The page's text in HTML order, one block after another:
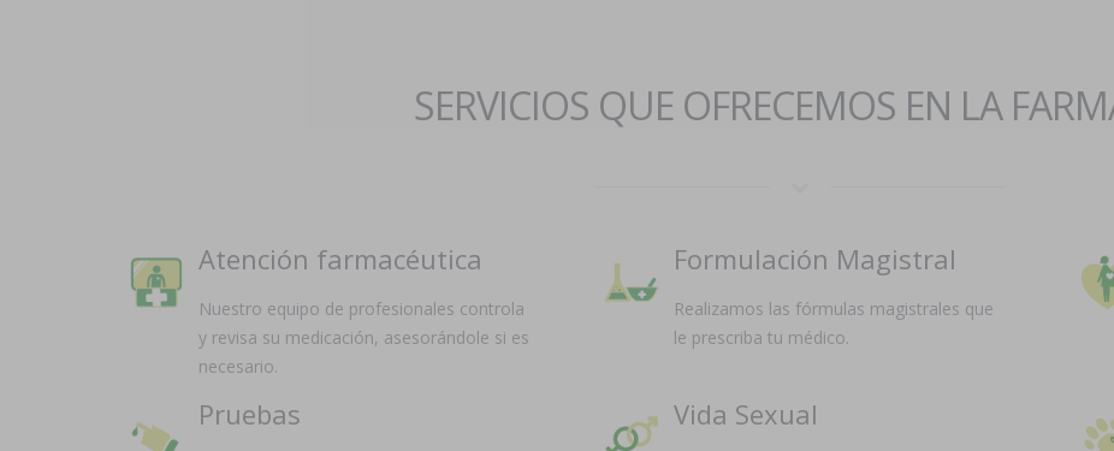
SERVICIOS QUE OFRECEMOS EN LA
Atención farmacéutica
Nuestro equipo de profesionales controla
y revisa su medicación, asesorándole si es
necesario.
Formulación Magistral
Realizamos las fórmulas magistrales que
le prescriba tu médico.
Pruebas Vida Sexual